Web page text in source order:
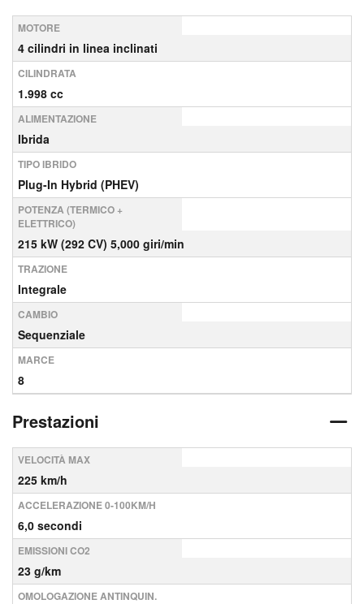
MOTORE
4 cilindri in linea inclinati
CILINDRATA
1.998 cc
ALIMENTAZIONE
Ibrida
TIPO IBRIDO
Plug-In Hybrid (PHEV)
POTENZA (TERMICO +
ELETTRICO)
215 kW (292 CV) 5,000 giri/min
TRAZIONE
Integrale
CAMBIO
Sequenziale
MARCE
8
Prestazioni
VELOCITÀ MAX
225 km/h
ACCELERAZIONE 0-100KM/H
6,0 secondi
EMISSIONI CO2
23 g/km
OMOLOGAZIONE ANTINQUIN.